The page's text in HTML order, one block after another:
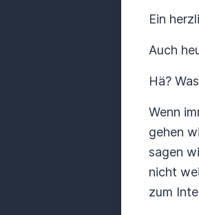
Ein
Auch
Hä?
Wenn
gehen
sagen
nicht
zum